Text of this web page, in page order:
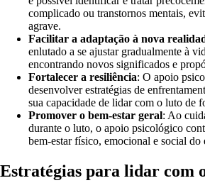
complicado ou transtornos mentais,
agrave.
Facilitar a adaptação à nova
enlutado a se ajustar gradualmente à
encontrando novos significados e
Fortalecer a resiliência: O apoio
desenvolver estratégias de
sua capacidade de lidar com o luto de
Promover o bem-estar geral: Ao
durante o luto, o apoio psicológico
bem-estar físico, emocional e social do
Estratégias para lidar com